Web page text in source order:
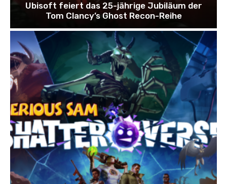
Ubisoft feiert das 25-jährige Jubiläum der
Tom Clancy’s Ghost Recon-Reihe